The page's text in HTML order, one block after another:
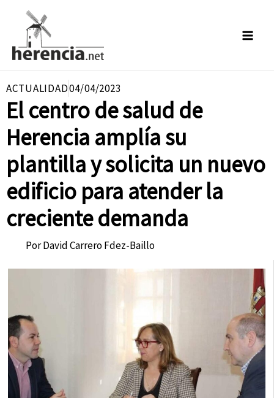
contenido
ACTUALIDAD04/04/2023
El centro de salud de
Herencia amplía su
plantilla y solicita un nuevo
edificio para atender la
creciente demanda
PorDavid Carrero Fdez-Baillo